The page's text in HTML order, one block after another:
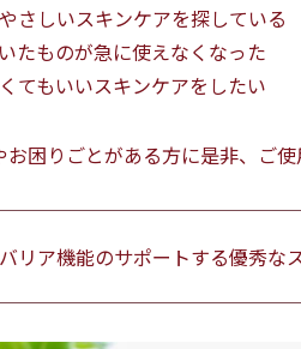
さしいスキンケアを探している
たものが急に使えなくなった
てもいいスキンケアをしたい
困りごとがある方に是非、ご使
リア機能のサポートする優秀な